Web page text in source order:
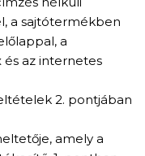
a sajtótermékben
a
és az internetes
2. pontjában
amely a